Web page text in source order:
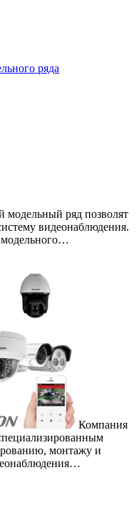
ряда
модельный ряд позволят
видеонаблюдения.
Компания
монтажу и